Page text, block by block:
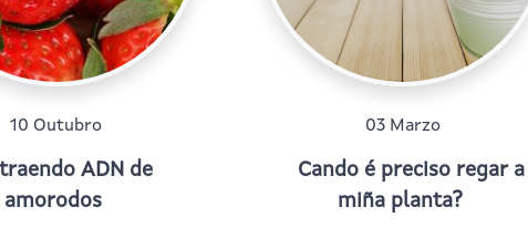
10 Outubro
ADN de
amorodos
03 Marzo
Cando é preciso regar a
miña planta?